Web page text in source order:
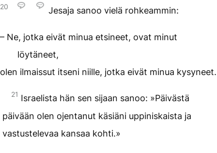
20 Jesaja sanoo vielä rohkeammin:
– Ne, jotka eivät minua etsineet, ovat minut
löytäneet,
olen ilmaissut itseni niille, jotka eivät minua kysyneet.
21 Israelista hän sen sijaan sanoo: »Päivästä
päivään olen ojentanut käsiäni uppiniskaista ja
vastustelevaa kansaa kohti.»